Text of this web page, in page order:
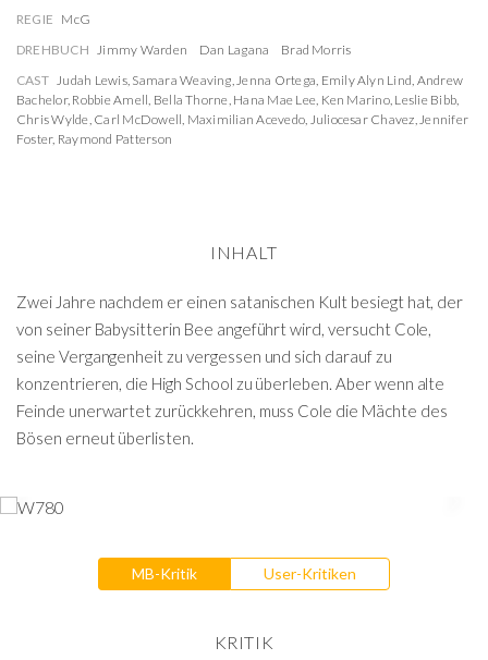
REGIE McG
DREHBUCH Jimmy Warden Dan Lagana
Brad Morris
CAST Judah Lewis, Samara Weaving,Jenna Ortega, Emily Alyn Lind, Andrew
Bachelor, Robbie Amell, Bella Thorne, Hana Mae Lee, Ken Marino, Leslie Bibb,
Chris Wylde, Carl McDowell, Maximilian Acevedo, Juliocesar Chavez,Jennifer
Foster, Raymond Patterson
INHALT
Zwei Jahre nachdem er einen satanischen Kult besiegt hat, der
von seiner Babysitterin Bee angeführt wird, versucht Cole,
seine Vergangenheit zu vergessen und sich darauf zu
konzentrieren, die High School zu überleben. Aber wenn alte
Feinde unerwartet zurückkehren, muss Cole die Mächte des
Bösen erneut überlisten.
MB-Kritik User-Kritiken
KRITIK